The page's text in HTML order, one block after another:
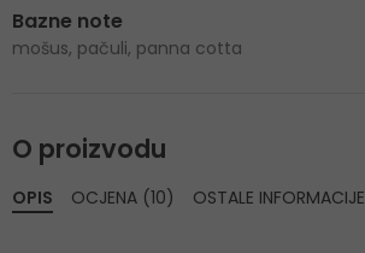
Bazne note
mošus, pačuli, panna cotta
O proizvodu
OPIS OCJENA (10) OSTALE INFORMACIJE